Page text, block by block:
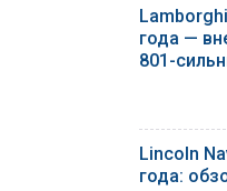
года —
801-
Lincoln
года: